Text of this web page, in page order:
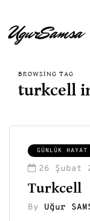
UgurSamsa
BROWSING TAG
turkcell
GÜNLÜK HAYAT
26 Şubat
Turkcell
By Uğur